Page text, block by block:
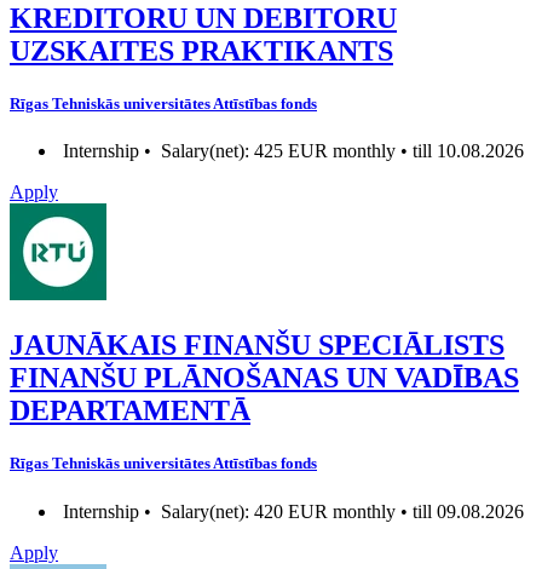
KREDITORU UN DEBITORU
UZSKAITES PRAKTIKANTS
Rīgas Tehniskās universitātes Attīstības fonds
Internship • Salary(net): 425 EUR monthly • till 10.08.2026
Apply
JAUNĀKAIS FINANŠU SPECIĀLISTS
FINANŠU PLĀNOŠANAS UN VADĪBAS
DEPARTAMENTĀ
Rīgas Tehniskās universitātes Attīstības fonds
Internship • Salary(net): 420 EUR monthly • till 09.08.2026
Apply